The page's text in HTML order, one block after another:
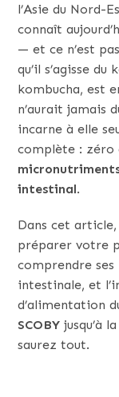
l’Asie du Nord-
connaît
— et ce n’est
qu’il s’agisse
kombucha, est
n’aurait jamais
incarne à elle
complète : zéro
intestinal.
Dans cet
préparer votre
comprendre
intestinale, et
d’alimentation
SCOBY jusqu’à
saurez tout.